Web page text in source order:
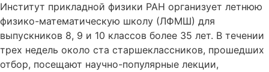
Институт прикладной физики РАН организует летнюю
физико-математическую школу (ЛФМШ) для
выпускников 8, 9 и 10 классов более 35 лет. В течении
трех недель около ста старшеклассников, прошедших
отбор, посещают научно-популярные лекции,